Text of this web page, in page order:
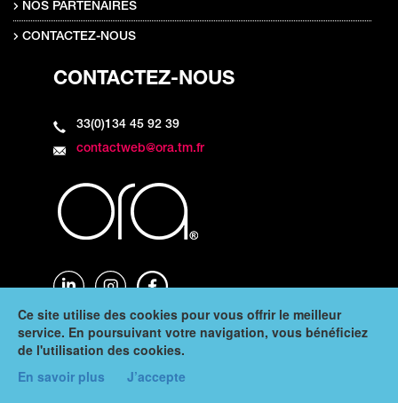
NOS PARTENAIRES
CONTACTEZ-NOUS
CONTACTEZ-NOUS
33(0)134 45 92 39
contactweb@ora.tm.fr
Copyright © 2024 Ora - Tous droits réservés -
Ce site utilise des cookies pour vous offrir le meilleur
service. En poursuivant votre navigation, vous bénéficiez
de l'utilisation des cookies.
En savoir plus
J’accepte